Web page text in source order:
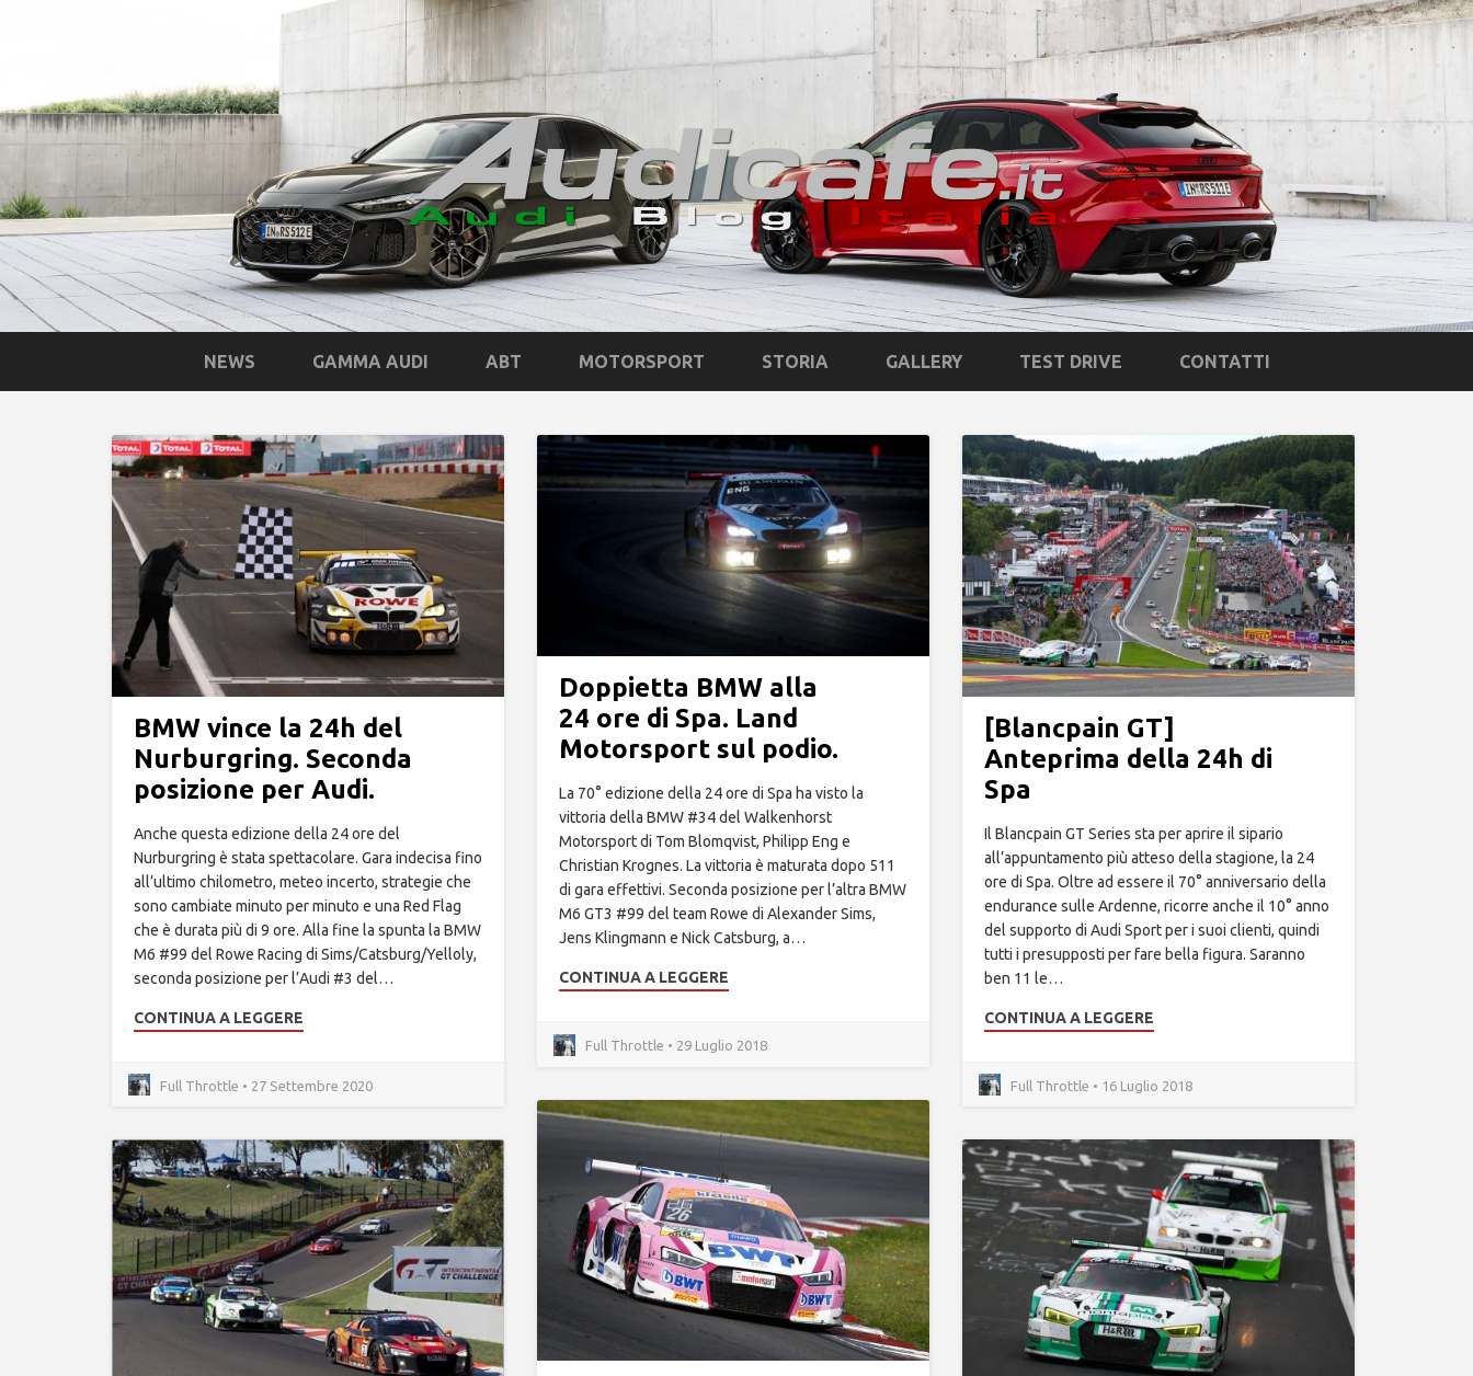
NEWS GAMMA AUDI ABT MOTORSPORT STORIA GALLERY TEST DRIVE CONTATTI
BMW vince la 24h del
Nurburgring. Seconda
posizione per Audi.
Anche questa edizione della 24 ore del
Nurburgring è stata spettacolare. Gara indecisa fino
all’ultimo chilometro, meteo incerto, strategie che
sono cambiate minuto per minuto e una Red Flag
che è durata più di 9 ore. Alla fine la spunta la BMW
M6 #99 del Rowe Racing di Sims/Catsburg/Yelloly,
seconda posizione per l’Audi #3 del…
CONTINUA A LEGGERE
Full Throttle • 27 Settembre 2020
Doppietta BMW alla
24 ore di Spa. Land
Motorsport sul podio.
La 70° edizione della 24 ore di Spa ha visto la
vittoria della BMW #34 del Walkenhorst
Motorsport di Tom Blomqvist, Philipp Eng e
Christian Krognes. La vittoria è maturata dopo 511
di gara effettivi. Seconda posizione per l’altra BMW
M6 GT3 #99 del team Rowe di Alexander Sims,
Jens Klingmann e Nick Catsburg, a…
CONTINUA A LEGGERE
Full Throttle • 29 Luglio 2018
[Blancpain GT]
Anteprima della 24h di
Spa
Il Blancpain GT Series sta per aprire il sipario
all’appuntamento più atteso della stagione, la 24
ore di Spa. Oltre ad essere il 70° anniversario della
endurance sulle Ardenne, ricorre anche il 10° anno
del supporto di Audi Sport per i suoi clienti, quindi
tutti i presupposti per fare bella figura. Saranno
ben 11 le…
CONTINUA A LEGGERE
Full Throttle • 16 Luglio 2018